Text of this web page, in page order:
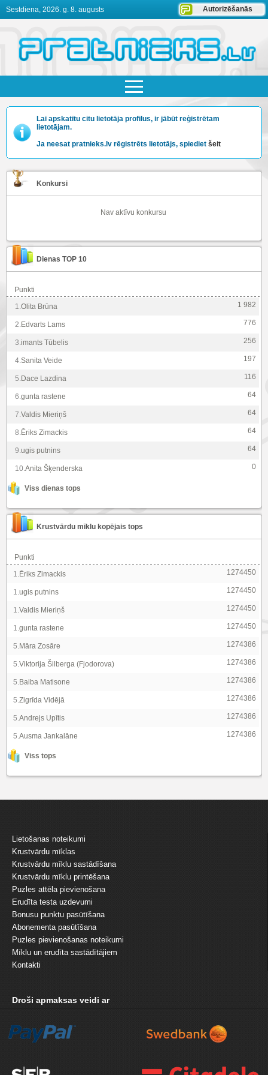
Sestdiena, 2026. g. 8. augusts Autorizēšanās
Lai apskatītu citu lietotāja profilus, ir jābūt reģistrētam
lietotājam.
Ja neesat pratnieks.lv rēgistrēts lietotājs, spiediet šeit
Konkursi
Nav aktīvu konkursu
Dienas TOP 10
Punkti
1.Olita Brūna 1 982
2.Edvarts Lams 776
3.imants Tūbelis 256
4.Sanita Veide 197
5.Dace Lazdina 116
6.gunta rastene 64
7.Valdis Mieriņš 64
8.Ēriks Zimackis 64
9.ugis putnins 64
10.Anita Šķenderska 0
Viss dienas tops
Krustvārdu mīklu kopējais tops
Punkti
1.Ēriks Zimackis 1274450
1.ugis putnins 1274450
1.Valdis Mieriņš 1274450
1.gunta rastene 1274450
5.Māra Zosāre 1274386
5.Viktorija Šilberga (Fjodorova) 1274386
5.Baiba Matisone 1274386
5.Zigrīda Vidējā 1274386
5.Andrejs Upītis 1274386
5.Ausma Jankalāne 1274386
Viss tops
Lietošanas noteikumi
Krustvārdu mīklas
Krustvārdu mīklu sastādīšana
Krustvārdu mīklu printēšana
Puzles attēla pievienošana
Erudīta testa uzdevumi
Bonusu punktu pasūtīšana
Abonementa pasūtīšana
Puzles pievienošanas noteikumi
Mīklu un erudīta sastādītājiem
Kontakti
Droši apmaksas veidi ar